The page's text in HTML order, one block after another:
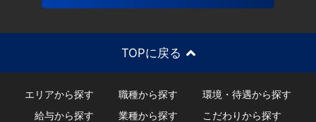
TOPに戻る
エリアから探す 職種から探す
環境・待遇から探す
給与から探す
業種から探す こだわりから探す